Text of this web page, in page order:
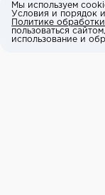
Мы используем
Условия и порядок
Политике
пользоваться
использование и